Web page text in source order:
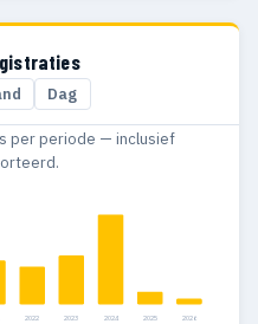
1.674
Dag
per periode — inclusief
2022 2023 2024 2025 2026